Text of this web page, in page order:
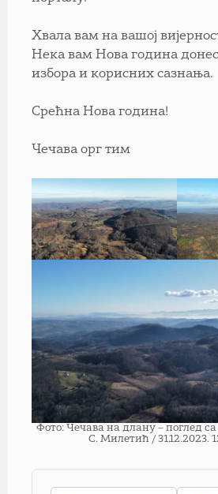
Хвала вам на вашој
Нека вам Нова година
избора и корисних сазнања.
Срећна Нова година!
Чечава орг тим
Фото: Чечава на длану – поглед
С. Милетић / 31.12.2023.